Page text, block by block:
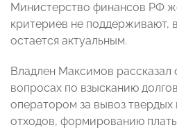
Министерство финансов РФ
критериев не поддерживают,
остается актуальным.
Владлен Максимов рассказал
вопросах по взысканию
оператором за вывоз
отходов, формированию